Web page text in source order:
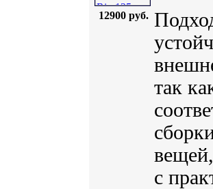
12900 руб.
так
с